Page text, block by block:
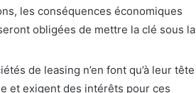
les conséquences économiques
obligées de mettre la clé sous la
de leasing n’en font qu’à leur tête
et exigent des intérêts pour ces